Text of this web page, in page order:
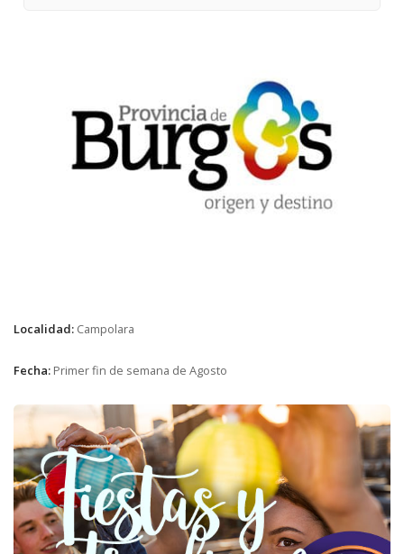
Localidad: Campolara
Fecha: Primer fin de semana de Agosto